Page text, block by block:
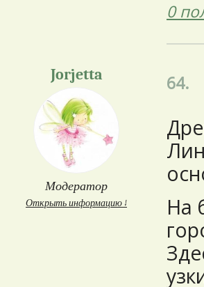
0
Jorjetta
Модератор
Открыть информацию ↓
64.
На